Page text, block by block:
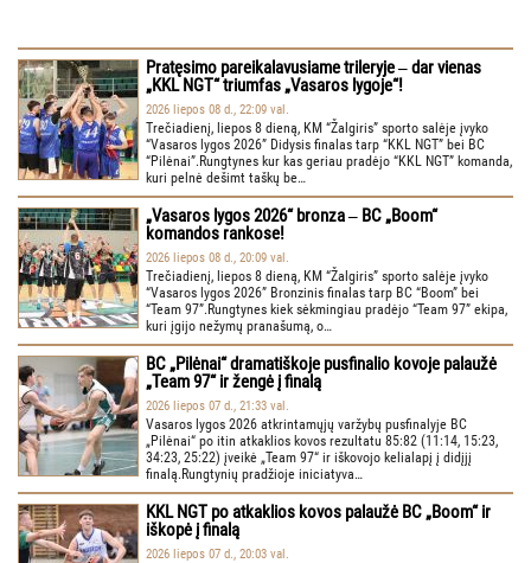
Pratęsimo pareikalavusiame trileryje ‒ dar vienas
„KKL NGT“ triumfas „Vasaros lygoje“!
2026 liepos 08 d., 22:09 val.
Trečiadienį, liepos 8 dieną, KM “Žalgiris” sporto salėje įvyko
“Vasaros lygos 2026” Didysis finalas tarp “KKL NGT” bei BC
“Pilėnai”.Rungtynes kur kas geriau pradėjo “KKL NGT” komanda,
kuri pelnė dešimt taškų be…
„Vasaros lygos 2026“ bronza ‒ BC „Boom“
komandos rankose!
2026 liepos 08 d., 20:09 val.
Trečiadienį, liepos 8 dieną, KM “Žalgiris” sporto salėje įvyko
“Vasaros lygos 2026” Bronzinis finalas tarp BC “Boom” bei
“Team 97”.Rungtynes kiek sėkmingiau pradėjo “Team 97” ekipa,
kuri įgijo nežymų pranašumą, o…
BC „Pilėnai“ dramatiškoje pusfinalio kovoje palaužė
„Team 97“ ir žengė į finalą
2026 liepos 07 d., 21:33 val.
Vasaros lygos 2026 atkrintamųjų varžybų pusfinalyje BC
„Pilėnai“ po itin atkaklios kovos rezultatu 85:82 (11:14, 15:23,
34:23, 25:22) įveikė „Team 97“ ir iškovojo kelialapį į didįjį
finalą.Rungtynių pradžioje iniciatyva…
KKL NGT po atkaklios kovos palaužė BC „Boom“ ir
iškopė į finalą
2026 liepos 07 d., 20:03 val.